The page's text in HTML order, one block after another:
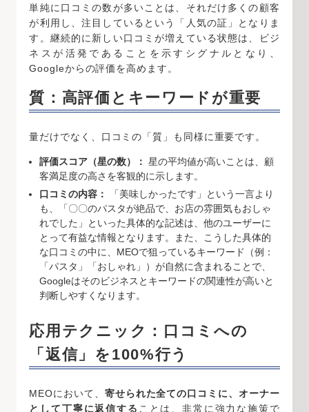
単純に口コミの数が多いことは、それだけ多くの顧客
が利用し、注目しているという「人気の証」となりま
す。継続的に新しい口コミが増えている状態は、ビジ
ネスが活発であることを示すシグナルとなり、
Googleからの評価を高めます。
質：高評価とキーワードが重要
量だけでなく、口コミの「質」も同様に重要です。
評価スコア（星の数）： 星の平均値が高いことは、顧
客満足度の高さを客観的に示します。
口コミの内容：
「美味しかったです」という一言より
も、「〇〇のパスタが絶品で、お店の雰囲気もおしゃ
れでした」といった具体的な記述は、他のユーザーに
とって有益な情報となります。また、こうした具体的
な口コミの中に、MEOで狙っているキーワード（例：
「パスタ」「おしゃれ」）が自然に含まれることで、
Googleはそのビジネスとキーワードの関連性が高いと
判断しやすくなります。
応用テクニック：口コミへの
「返信」を100%行う
MEOにおいて、 寄せられた全ての口コミに、オーナー
として丁寧に返信する ことは、非常に強力な施策で